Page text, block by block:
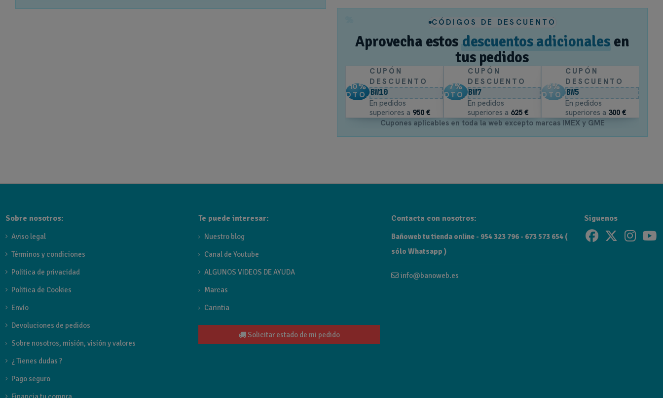
1.- Barra Ducha monomando
TIPOS PARA COLORES
FAMILIA GRIFO
Pisa de Imex
CÓDIGOS DE DESCUENTO
Aprovecha estos descuentos adicionales en
tus pedidos
10%
DTO.
CUPÓN
DESCUENTO
BW10
En pedidos
superiores a 950 €
7%
DTO.
CUPÓN
DESCUENTO
BW7
En pedidos
superiores a 625 €
5%
DTO.
CUPÓN
DESCUENTO
BW5
En pedidos
superiores a 300 €
Cupones aplicables en toda la web excepto marcas IMEX y GME
Sobre nosotros:
Aviso legal
Términos y condiciones
Politica de privacidad
Politica de Cookies
Envío
Devoluciones de pedidos
Sobre nosotros, misión, visión y valores
¿ Tienes dudas ?
Pago seguro
Te puede interesar:
Nuestro blog
Canal de Youtube
ALGUNOS VIDEOS DE AYUDA
Marcas
Carintia
Solicitar estado de mi pedido
Contacta con nosotros:
Bañoweb tu tienda online - 954 323 796 - 673 573 654 (
sólo Whatsapp )
info@banoweb.es
Siguenos